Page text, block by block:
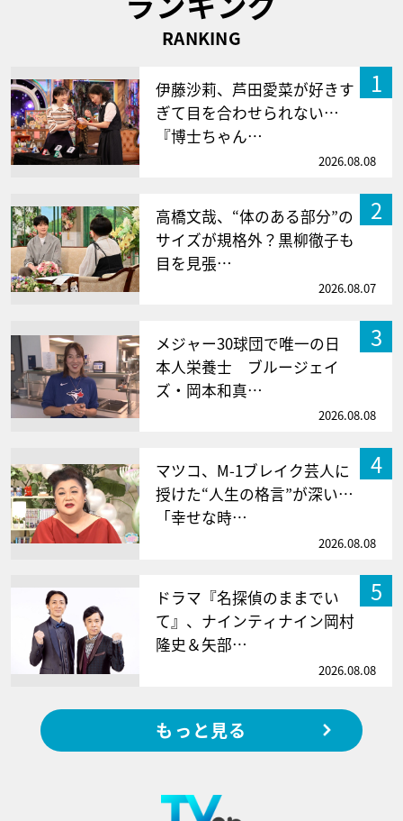
RANKING
1
伊藤沙莉、芦田愛菜が好きす
ぎて目を合わせられない…
『博士ちゃん…
2026.08.08
2
高橋文哉、“体のある部分”の
サイズが規格外？黒柳徹子も
目を見張…
2026.08.07
3
メジャー30球団で唯一の日
本人栄養士 ブルージェイ
ズ・岡本和真…
2026.08.08
4
マツコ、M-1ブレイク芸人に
授けた“人生の格言”が深い…
「幸せな時…
2026.08.08
5
ドラマ『名探偵のままでい
て』、ナインティナイン岡村
隆史＆矢部…
2026.08.08
もっと見る